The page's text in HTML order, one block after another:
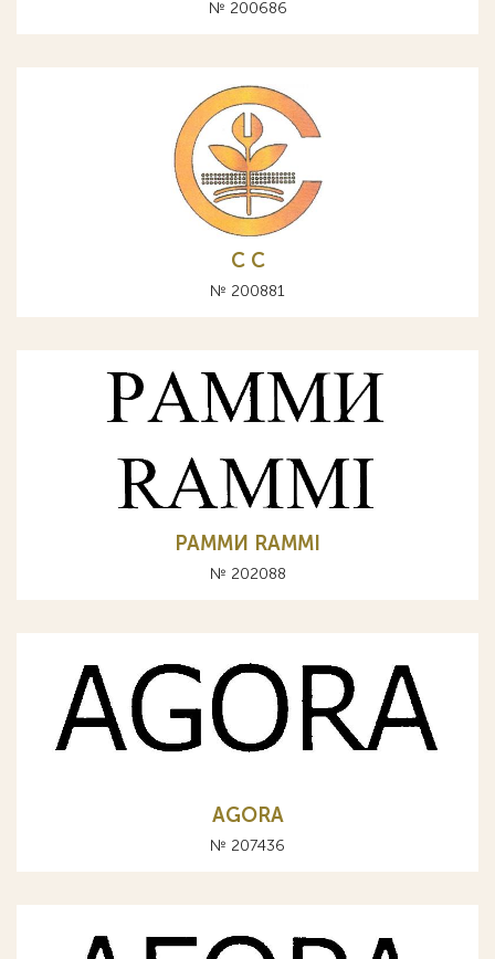
№ 200686
С C
№ 200881
РАММИ RAMMI
№ 202088
AGORA
№ 207436